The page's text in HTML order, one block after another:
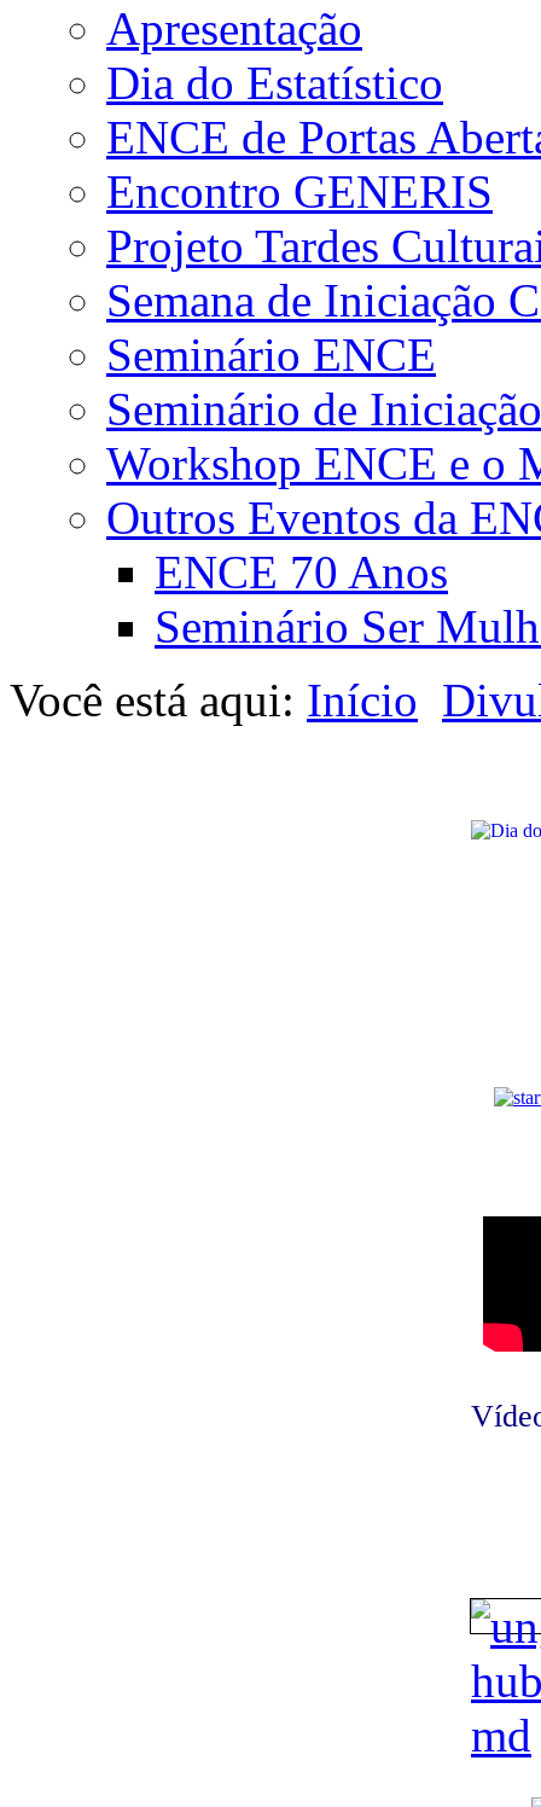
Apresentação
Dia do Estatístico
ENCE de Portas
Encontro GENERIS
Projeto Tardes
Semana de Iniciação
Seminário ENCE
Seminário de
Workshop ENCE e o
Outros Eventos da
ENCE 70 Anos
Seminário Ser
Você está aqui: Início